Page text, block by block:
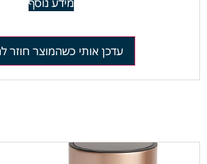
עדכן אותי כשהמוצר חוזר